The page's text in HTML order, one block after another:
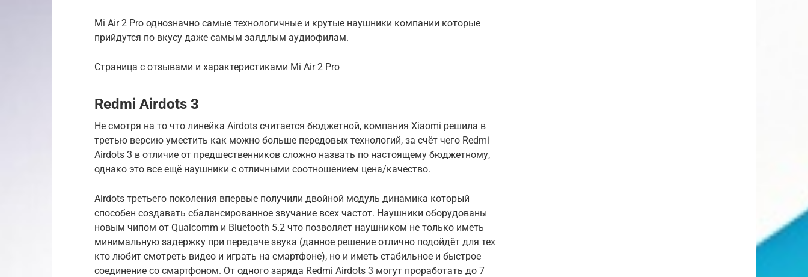
Mi Air 2 Pro однозначно самые технологичные и крутые наушники компании которые
прийдутся по вкусу даже самым заядлым аудиофилам.
Страница с отзывами и характеристиками Mi Air 2 Pro
Redmi Airdots 3
Не смотря на то что линейка Airdots считается бюджетной, компания Xiaomi решила в
третью версию уместить как можно больше передовых технологий, за счёт чего Redmi
Airdots 3 в отличие от предшественников сложно назвать по настоящему бюджетному,
однако это все ещё наушники с отличными соотношением цена/качество.
Airdots третьего поколения впервые получили двойной модуль динамика который
способен создавать сбалансированное звучание всех частот. Наушники оборудованы
новым чипом от Qualcomm и Bluetooth 5.2 что позволяет наушником не только иметь
минимальную задержку при передаче звука (данное решение отлично подойдёт для тех
кто любит смотреть видео и играть на смартфоне), но и иметь стабильное и быстрое
соединение со смартфоном. От одного заряда Redmi Airdots 3 могут проработать до 7